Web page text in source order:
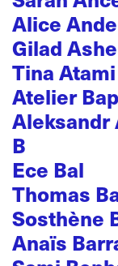
Alice
Gilad
Tina Atami
Atelier
Aleksandr
B
Ece Bal
Thomas
Sosthène
Anaïs